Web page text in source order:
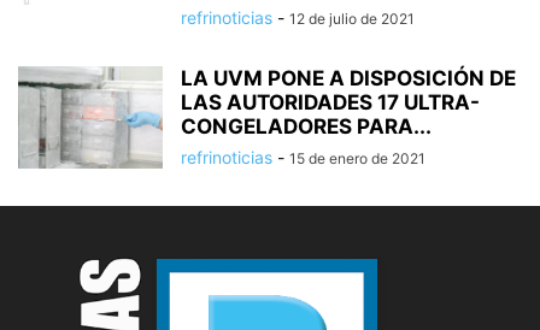
refrinoticias - 12 de julio de 2021
LA UVM PONE A DISPOSICIÓN DE
LAS AUTORIDADES 17 ULTRA-
CONGELADORES PARA...
refrinoticias - 15 de enero de 2021